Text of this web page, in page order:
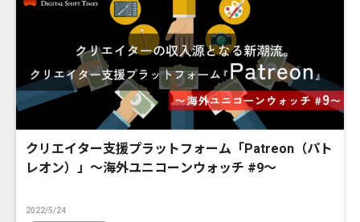
クリエイター支援プラットフォーム「Patreon（パト
レオン）」〜海外ユニコーンウォッチ #9〜
2022/5/24